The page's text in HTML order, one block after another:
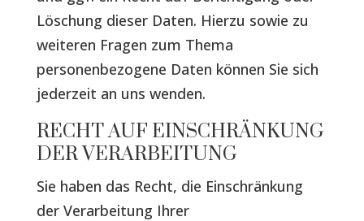
Löschung dieser Daten. Hierzu sowie zu
weiteren Fragen zum Thema
personenbezogene Daten können Sie sich
jederzeit an uns wenden.
RECHT AUF EINSCHRÄNKUNG
DER VERARBEITUNG
Sie haben das Recht, die Einschränkung
der Verarbeitung Ihrer